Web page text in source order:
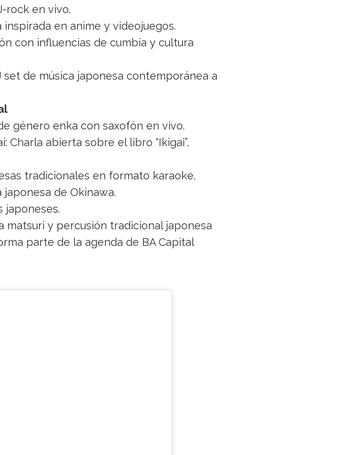
rock en vivo.
inspirada en anime y videojuegos.
con influencias de cumbia y cultura
set de música japonesa contemporánea a
género enka con saxofón en vivo.
Charla abierta sobre el libro “Ikigai”,
tradicionales en formato karaoke.
japonesa de Okinawa.
japoneses.
matsuri y percusión tradicional japonesa
parte de la agenda de BA Capital